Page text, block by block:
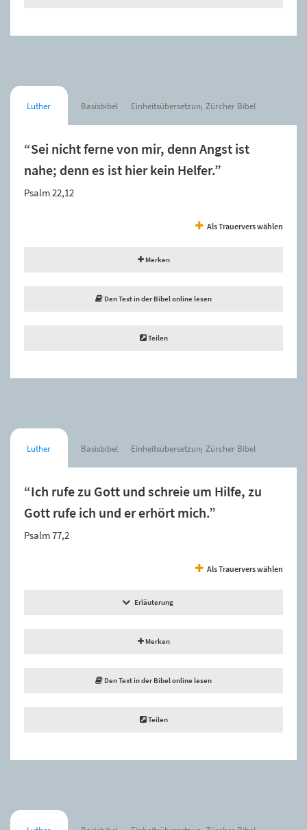
Luther Basisbibel Einheitsübersetzung Zürcher Bibel
“Sei nicht ferne von mir, denn Angst ist
nahe; denn es ist hier kein Helfer.”
Psalm 22,12
Als Trauervers wählen
Merken
Den Text in der Bibel online lesen
Teilen
Luther Basisbibel Einheitsübersetzung Zürcher Bibel
“Ich rufe zu Gott und schreie um Hilfe, zu
Gott rufe ich und er erhört mich.”
Psalm 77,2
Als Trauervers wählen
Erläuterung
Merken
Den Text in der Bibel online lesen
Teilen